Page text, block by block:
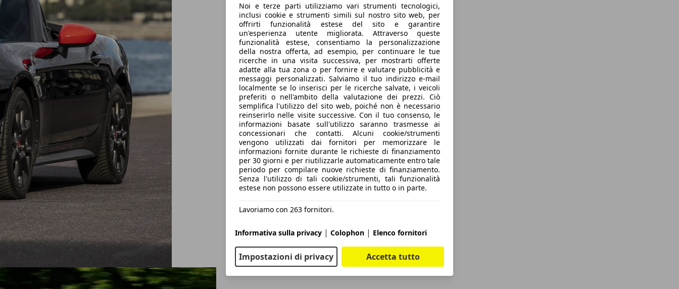
Noi e terze parti utilizziamo vari strumenti tecnologici,
inclusi cookie e strumenti simili sul nostro sito web, per
offrirti funzionalità estese del sito e garantire
un'esperienza utente migliorata. Attraverso queste
funzionalità estese, consentiamo la personalizzazione
della nostra offerta, ad esempio, per continuare le tue
ricerche in una visita successiva, per mostrarti offerte
adatte alla tua zona o per fornire e valutare pubblicità e
messaggi personalizzati. Salviamo il tuo indirizzo e-mail
localmente se lo inserisci per le ricerche salvate, i veicoli
preferiti o nell'ambito della valutazione dei prezzi. Ciò
semplifica l'utilizzo del sito web, poiché non è necessario
reinserirlo nelle visite successive. Con il tuo consenso, le
informazioni basate sull'utilizzo saranno trasmesse ai
concessionari che contatti. Alcuni cookie/strumenti
vengono utilizzati dai fornitori per memorizzare le
informazioni fornite durante le richieste di finanziamento
per 30 giorni e per riutilizzarle automaticamente entro tale
periodo per compilare nuove richieste di finanziamento.
Senza l'utilizzo di tali cookie/strumenti, tali funzionalità
estese non possono essere utilizzate in tutto o in parte.
Lavoriamo con 263 fornitori.
Informativa sulla privacy | Colophon | Elenco fornitori
Impostazioni di privacy Accetta tutto